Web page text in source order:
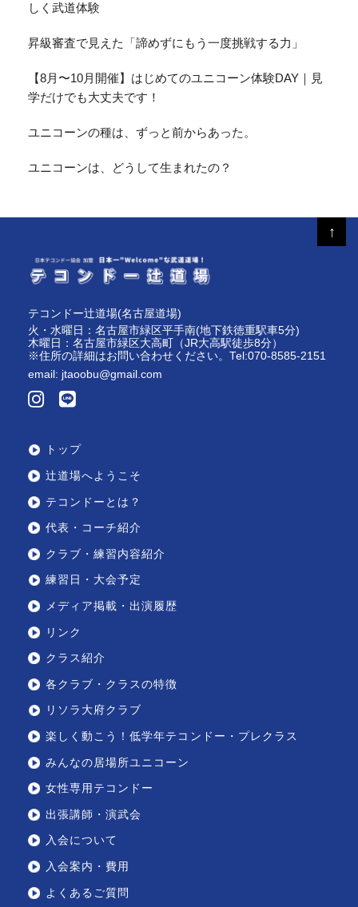
しく武道体験
昇級審査で見えた「諦めずにもう一度挑戦する力」
【8月〜10月開催】はじめてのユニコーン体験DAY｜見
学だけでも大丈夫です！
ユニコーンの種は、ずっと前からあった。
ユニコーンは、どうして生まれたの？
テコンドー辻道場(名古屋道場)
火・水曜日：名古屋市緑区平手南(地下鉄徳重駅車5分)
木曜日：名古屋市緑区大高町（JR大高駅徒歩8分）
※住所の詳細はお問い合わせください。Tel:070-8585-2151
email: jtaoobu@gmail.com
トップ
辻道場へようこそ
テコンドーとは？
代表・コーチ紹介
クラブ・練習内容紹介
練習日・大会予定
メディア掲載・出演履歴
リンク
クラス紹介
各クラブ・クラスの特徴
リソラ大府クラブ
楽しく動こう！低学年テコンドー・プレクラス
みんなの居場所ユニコーン
女性専用テコンドー
出張講師・演武会
入会について
入会案内・費用
よくあるご質問
↑